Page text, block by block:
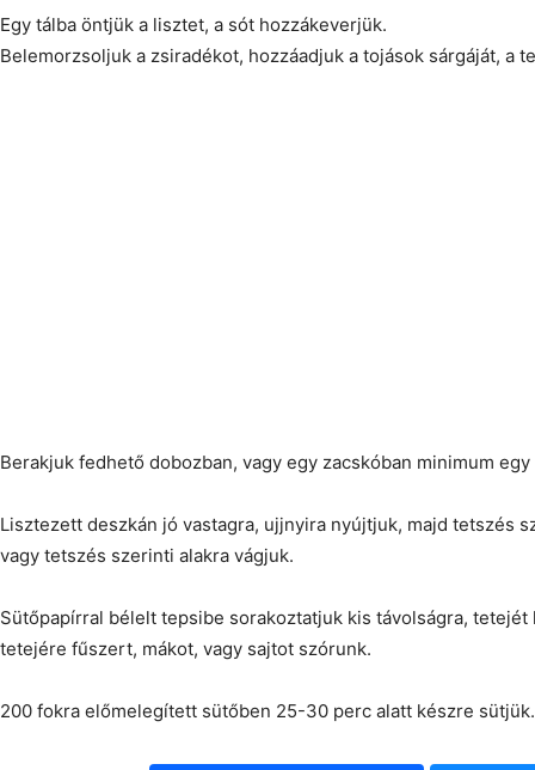
Egy tálba öntjük a lisztet, a sót hozzákeverjük.
Belemorzsoljuk a zsiradékot, hozzáadjuk a tojások sárgáját, a
Berakjuk fedhető dobozban, vagy egy zacskóban minimum
Lisztezett deszkán jó vastagra, ujjnyira nyújtjuk, majd tetszés
vagy tetszés szerinti alakra vágjuk.
Sütőpapírral bélelt tepsibe sorakoztatjuk kis távolságra,
tetejére fűszert, mákot, vagy sajtot szórunk.
200 fokra előmelegített sütőben 25-30 perc alatt készre sütjük.